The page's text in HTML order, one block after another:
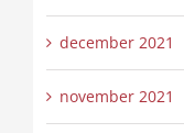
december 2021
november 2021